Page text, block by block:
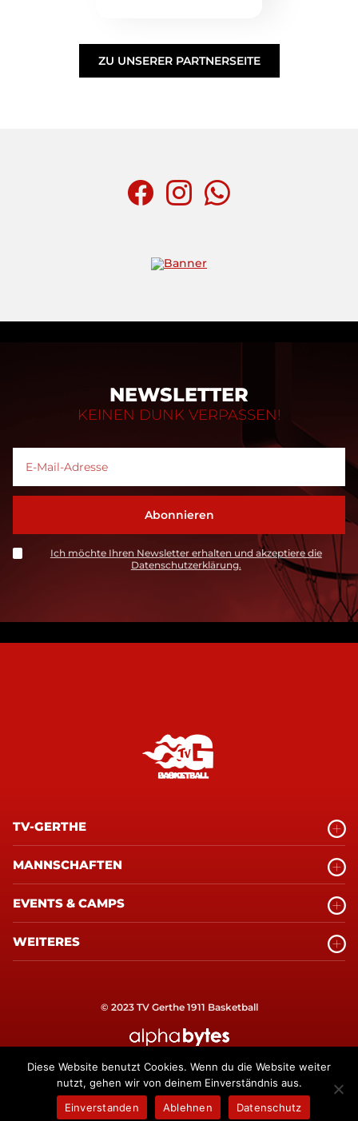
ZU UNSERER PARTNERSEITE
NEWSLETTER
KEINEN DUNK VERPASSEN!
Ich möchte Ihren Newsletter erhalten und akzeptiere die
Datenschutzerklärung.
TV-GERTHE
MANNSCHAFTEN
EVENTS & CAMPS
WEITERES
© 2023 TV Gerthe 1911 Basketball
Diese Website benutzt Cookies. Wenn du die Website weiter
nutzt, gehen wir von deinem Einverständnis aus.
Einverstanden
Ablehnen Datenschutz